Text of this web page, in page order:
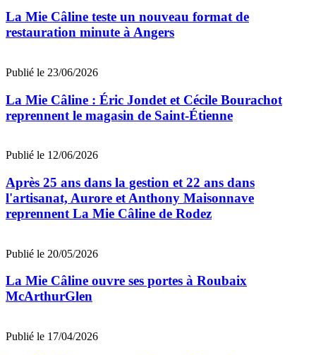
La Mie Câline teste un nouveau format de
restauration minute à Angers
Publié le 23/06/2026
La Mie Câline : Éric Jondet et Cécile Bourachot
reprennent le magasin de Saint-Étienne
Publié le 12/06/2026
Après 25 ans dans la gestion et 22 ans dans
l'artisanat, Aurore et Anthony Maisonnave
reprennent La Mie Câline de Rodez
Publié le 20/05/2026
La Mie Câline ouvre ses portes à Roubaix
McArthurGlen
Publié le 17/04/2026